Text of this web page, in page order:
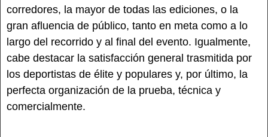
corredores, la mayor de todas las ediciones, o la
gran afluencia de público, tanto en meta como a lo
largo del recorrido y al final del evento. Igualmente,
cabe destacar la satisfacción general trasmitida por
los deportistas de élite y populares y, por último, la
perfecta organización de la prueba, técnica y
comercialmente.